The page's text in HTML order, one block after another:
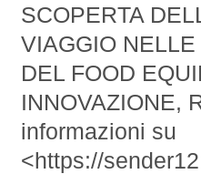
SCOPERTA
VIAGGIO
DEL FOOD
INNOVAZIONE,
informazioni su
<https://